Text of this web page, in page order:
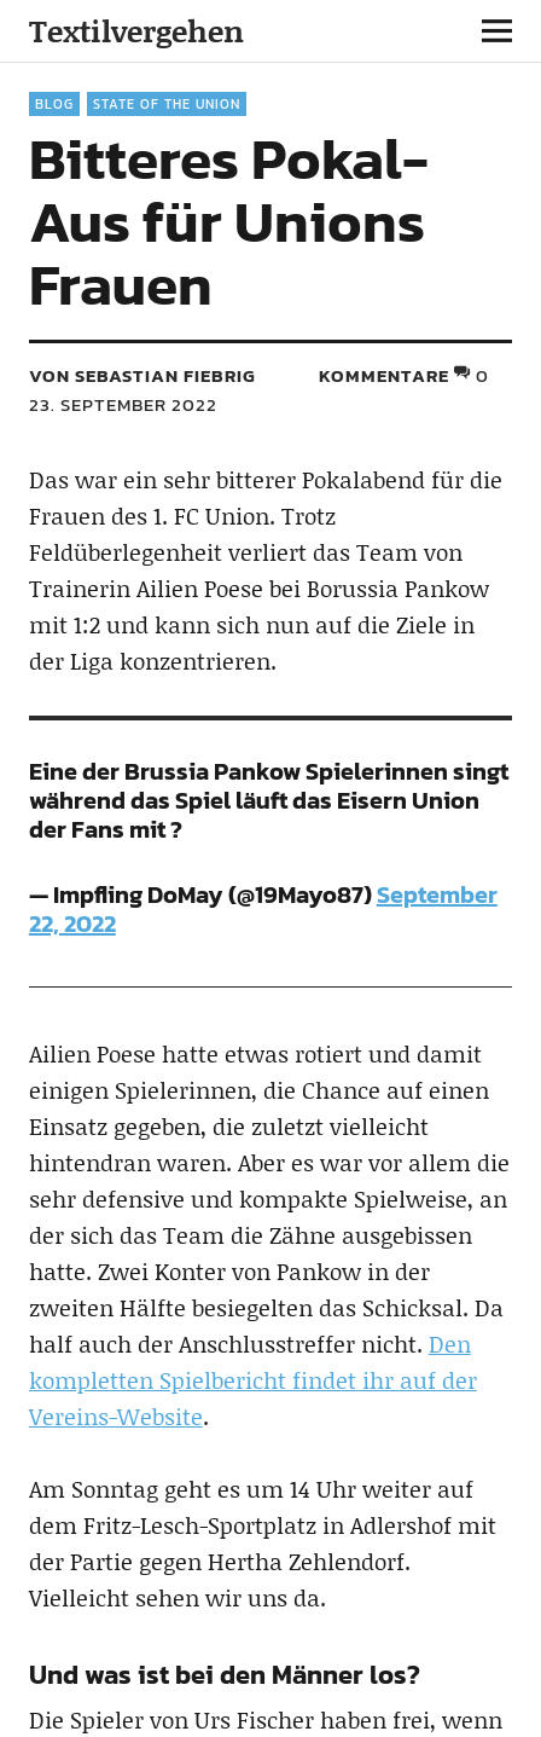
Textilvergehen
BLOG STATE OF THE UNION
Bitteres Pokal-
Aus für Unions
Frauen
VON SEBASTIAN FIEBRIG
23. SEPTEMBER 2022
KOMMENTARE 0
Das war ein sehr bitterer Pokalabend für die
Frauen des 1. FC Union. Trotz
Feldüberlegenheit verliert das Team von
Trainerin Ailien Poese bei Borussia Pankow
mit 1:2 und kann sich nun auf die Ziele in
der Liga konzentrieren.
Eine der Brussia Pankow Spielerinnen singt
während das Spiel läuft das Eisern Union
der Fans mit ?
— Impfling DoMay (@19Mayo87)September
22, 2022
Ailien Poese hatte etwas rotiert und damit
einigen Spielerinnen, die Chance auf einen
Einsatz gegeben, die zuletzt vielleicht
hintendran waren. Aber es war vor allem die
sehr defensive und kompakte Spielweise, an
der sich das Team die Zähne ausgebissen
hatte. Zwei Konter von Pankow in der
zweiten Hälfte besiegelten das Schicksal. Da
half auch der Anschlusstreffer nicht. Den
kompletten Spielbericht findet ihr auf der
Vereins-Website.
Am Sonntag geht es um 14 Uhr weiter auf
dem Fritz-Lesch-Sportplatz in Adlershof mit
der Partie gegen Hertha Zehlendorf.
Vielleicht sehen wir uns da.
Und was ist bei den Männer los?
Die Spieler von Urs Fischer haben frei, wenn